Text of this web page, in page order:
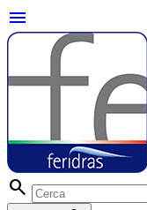
menu
search